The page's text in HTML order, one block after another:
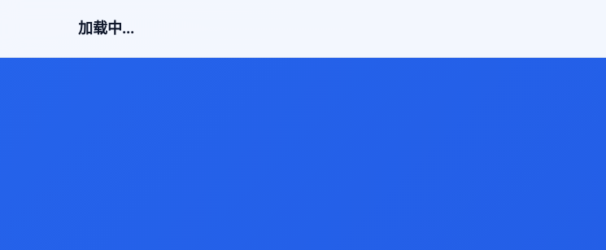
加载中...